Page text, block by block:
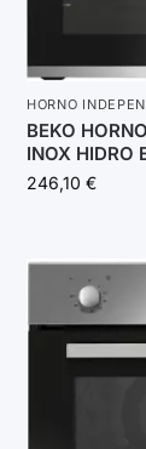
HORNO
BEKO
INOX HIDRO
246,10 €